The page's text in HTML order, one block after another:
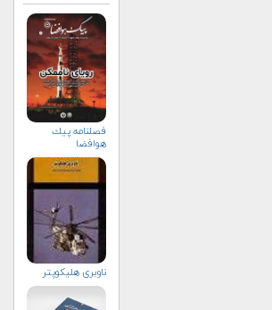
فصلنامه پيك
هوافضا
ناوبری هلیكوپتر